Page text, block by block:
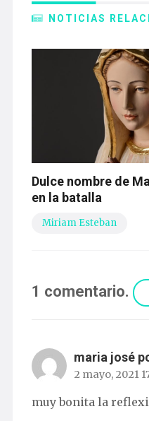
NOTICIAS
Dulce nombre de
en la batalla
Miriam Esteban
1 comentario.
maria josé
2 mayo, 2021
muy bonita la